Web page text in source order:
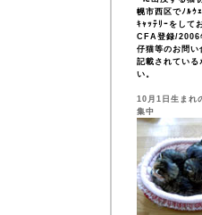
幌市西区でﾉﾙｳ
ｷｬｯﾃﾘｰをして
CFA登録/2006
仔猫等のお問い
記載されている
い。
10月1日生まれ
集中